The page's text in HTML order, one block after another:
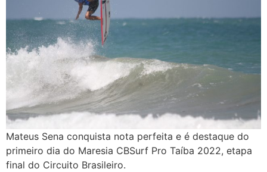
Mateus Sena conquista nota perfeita e é destaque do
primeiro dia do Maresia CBSurf Pro Taíba 2022, etapa
final do Circuito Brasileiro.